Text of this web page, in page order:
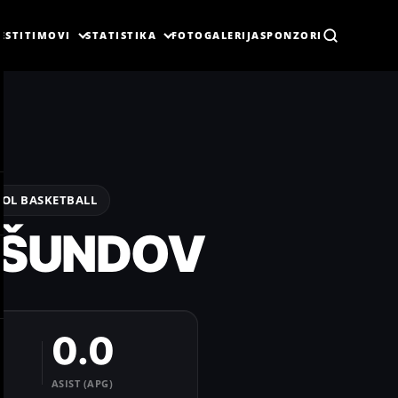
TIMOVI STATISTIKA FOTOGALERIJASPONZORI
BASKETBALL
0.0
ASIST (APG)